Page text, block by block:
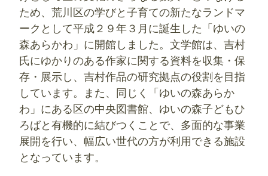
ため、荒川区の学びと子育ての新たなランドマ
ークとして平成２９年３月に誕生した「ゆいの
森あらかわ」に開館しました。文学館は、吉村
氏にゆかりのある作家に関する資料を収集・保
存・展示し、吉村作品の研究拠点の役割を目指
しています。また、同じく「ゆいの森あらか
わ」にある区の中央図書館、ゆいの森子どもひ
ろばと有機的に結びつくことで、多面的な事業
展開を行い、幅広い世代の方が利用できる施設
となっています。